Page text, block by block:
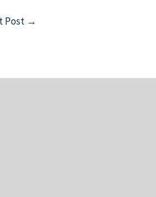
Post →